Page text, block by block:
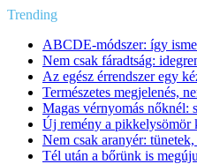
Trending
ABCDE‑módszer: így
Nem csak fáradtság:
Az egész érrendszer egy
Természetes megjelenés,
Magas vérnyomás nőknél:
Új remény a pikkelysömör
Nem csak aranyér:
Tél után a bőrünk is